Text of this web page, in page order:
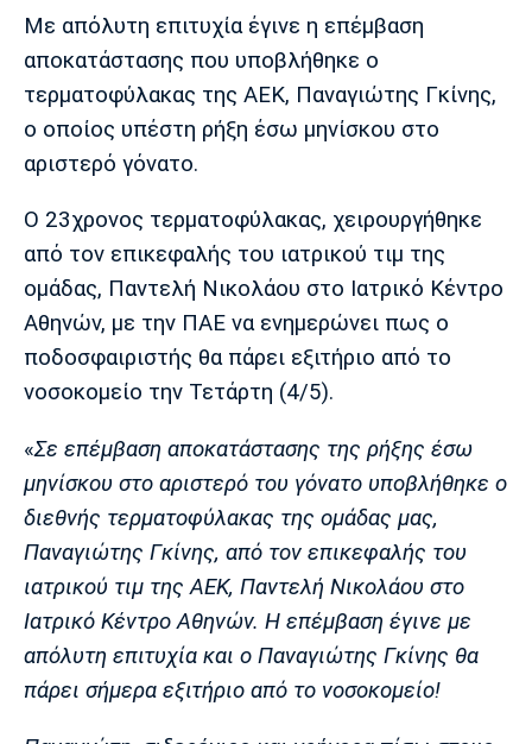
Πολιτισμός
Τραγούδια
Cine Spot
Running
Media
Παρασκήνιο
Πρόγραμμα TV
Ιωνικός Κηφισιά Πανσερραϊκός
Μπαρτσελόνα
Ρεάλ
Μαδρίτης
Ατλέτικο
Μαδρίτης
Μάντσεστερ
Τσέλσι
Λίβερπουλ
Μάντσεστερ
Σίτι
Γιουβέντους
Μίλαν
Με απόλυτη επιτυχία έγινε η επέμβαση
αποκατάστασης που υποβλήθηκε ο
τερματοφύλακας της ΑΕΚ, Παναγιώτης Γκίνης,
ο οποίος υπέστη ρήξη έσω μηνίσκου στο
αριστερό γόνατο.
Ο 23χρονος τερματοφύλακας, χειρουργήθηκε
από τον επικεφαλής του ιατρικού τιμ της
ομάδας, Παντελή Νικολάου στο Ιατρικό Κέντρο
Αθηνών, με την ΠΑΕ να ενημερώνει πως ο
ποδοσφαιριστής θα πάρει εξιτήριο από το
νοσοκομείο την Τετάρτη (4/5).
«Σε επέμβαση αποκατάστασης της ρήξης έσω
μηνίσκου στο αριστερό του γόνατο υποβλήθηκε ο
διεθνής τερματοφύλακας της ομάδας μας,
Παναγιώτης Γκίνης, από τον επικεφαλής του
ιατρικού τιμ της ΑΕΚ, Παντελή Νικολάου στο
Ιατρικό Κέντρο Αθηνών. Η επέμβαση έγινε με
απόλυτη επιτυχία και ο Παναγιώτης Γκίνης θα
πάρει σήμερα εξιτήριο από το νοσοκομείο!